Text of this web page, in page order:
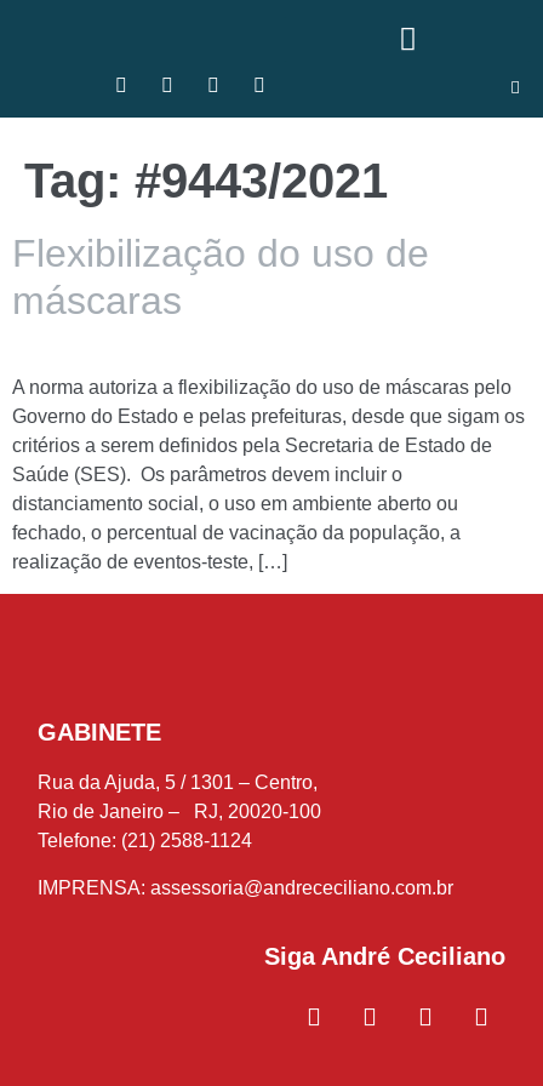
Tag: #9443/2021
Flexibilização do uso de
máscaras
A norma autoriza a flexibilização do uso de máscaras pelo
Governo do Estado e pelas prefeituras, desde que sigam os
critérios a serem definidos pela Secretaria de Estado de
Saúde (SES). Os parâmetros devem incluir o
distanciamento social, o uso em ambiente aberto ou
fechado, o percentual de vacinação da população, a
realização de eventos-teste, […]
GABINETE
Rua da Ajuda, 5 / 1301 – Centro,
Rio de Janeiro – RJ, 20020-100
Telefone: (21) 2588-1124
IMPRENSA: assessoria@andrececiliano.com.br
Siga André Ceciliano